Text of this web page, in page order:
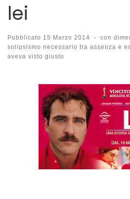
lei
Pubblicato 15 Marzo 2014 - con
solipsismo necessario tra assenza e
aveva visto giusto
Navigazione